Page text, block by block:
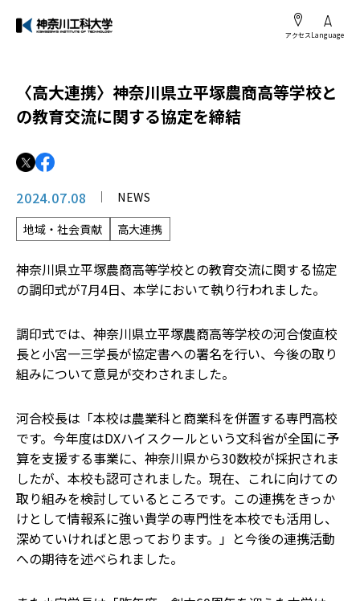
アクセスLanguage
〈高大連携〉神奈川県立平塚農商高等学校と
の教育交流に関する協定を締結
2024.07.08
NEWS
地域・社会貢献
高大連携
神奈川県立平塚農商高等学校との教育交流に関する協定
の調印式が7月4日、本学において執り行われました。
調印式では、神奈川県立平塚農商高等学校の河合俊直校
長と小宮一三学長が協定書への署名を行い、今後の取り
組みについて意見が交わされました。
河合校長は「本校は農業科と商業科を併置する専門高校
です。今年度はDXハイスクールという文科省が全国に予
算を支援する事業に、神奈川県から30数校が採択されま
したが、本校も認可されました。現在、これに向けての
取り組みを検討しているところです。この連携をきっか
けとして情報系に強い貴学の専門性を本校でも活用し、
深めていければと思っております。」と今後の連携活動
への期待を述べられました。